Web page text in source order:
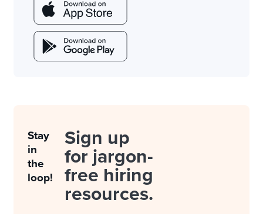
Stay
in
the
loop!
Sign up
for jargon-
free hiring
resources.